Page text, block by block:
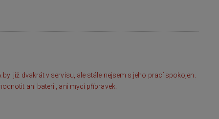
byl již dvakrát v servisu, ale stále nejsem s jeho prací spokojen.
ani baterii, ani mycí přípravek.